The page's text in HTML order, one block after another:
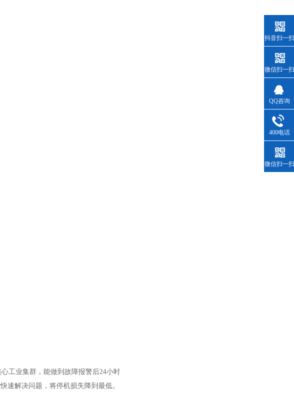
心工业集群，能做到故障报警后24小时
速解决问题，将停机损失降到最低。
抖音扫一扫
微信扫一扫
QQ咨询
400电话
微信扫一扫